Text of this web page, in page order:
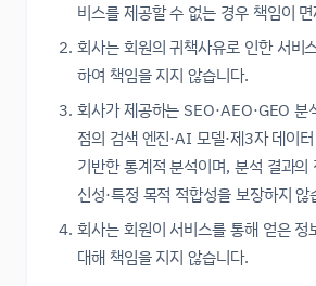
비스를 제공할 수 없는 경우 책임이
회사는 회원의 귀책사유로 인한 서비
하여 책임을 지지 않습니다.
회사가 제공하는 SEO·AEO·GEO 분
점의 검색 엔진·AI 모델·제3자 데이
기반한 통계적 분석이며, 분석 결과의
신성·특정 목적 적합성을 보장하지 않
회사는 회원이 서비스를 통해 얻은 정
대해 책임을 지지 않습니다.